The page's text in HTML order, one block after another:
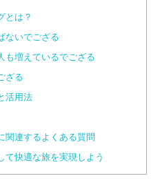
とは？
ないでござる
も増えているでござる
ざる
活用法
関連するよくある質問
て快適な旅を実現しよう